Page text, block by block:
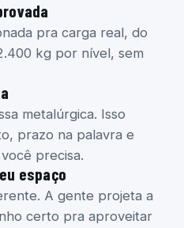
pra carga real, do
kg por nível, sem
metalúrgica. Isso
prazo na palavra e
precisa.
espaço
A gente projeta a
certo pra aproveitar